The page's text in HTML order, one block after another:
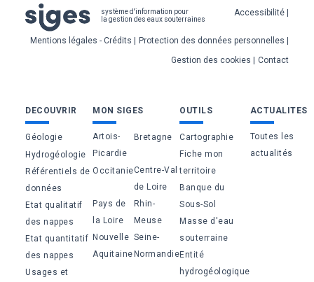
système d'information pour
la gestion des eaux souterraines
Pied
de
page
Accessibilité
Mentions légales - Crédits
Protection des données personnelles
Gestion des cookies
Contact
Bas
de
page
DECOUVRIR
Géologie
Hydrogéologie
Référentiels de
données
Etat qualitatif
des nappes
Etat quantitatif
des nappes
Usages et
MON SIGES
Artois-
Picardie
Bretagne
OccitanieCentre-Val
de Loire
Pays de
la Loire
Rhin-
Meuse
Nouvelle
Aquitaine
Seine-
Normandie
OUTILS
Cartographie
Fiche mon
territoire
Banque du
Sous-Sol
Masse d'eau
souterraine
Entité
hydrogéologique
ACTUALITES
Toutes les
actualités